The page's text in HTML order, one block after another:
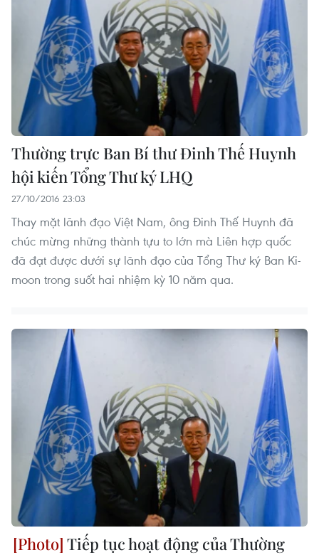
Thường trực Ban Bí thư Đinh Thế Huynh
hội kiến Tổng Thư ký LHQ
27/10/2016 23:03
Thay mặt lãnh đạo Việt Nam, ông Đinh Thế Huynh đã
chúc mừng những thành tựu to lớn mà Liên hợp quốc
đã đạt được dưới sự lãnh đạo của Tổng Thư ký Ban Ki-
moon trong suốt hai nhiệm kỳ 10 năm qua.
Tiếp tục hoạt động của Thường